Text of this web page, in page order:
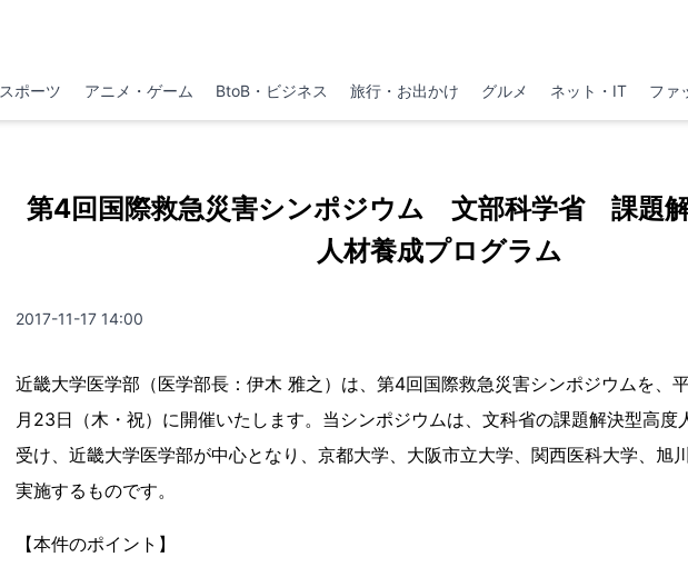
スポーツ アニメ・ゲーム BtoB・ビジネス 旅行・お出かけ グルメ ネット・IT ファ
第4回国際救急災害シンポジウム 文部科学省 課題
人材養成プログラム
2017-11-17 14:00
近畿大学医学部（医学部長：伊木 雅之）は、第4回国際救急災害シンポジウムを、
月23日（木・祝）に開催いたします。当シンポジウムは、文科省の課題解決型高度
受け、近畿大学医学部が中心となり、京都大学、大阪市立大学、関西医科大学、旭
実施するものです。
【本件のポイント】